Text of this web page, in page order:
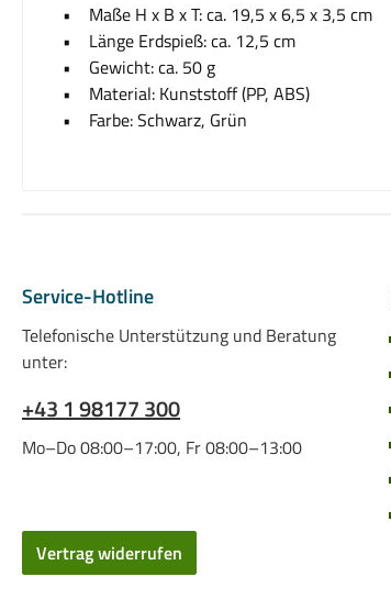
• Maße H x B x T: ca. 19,5 x 6,5 x 3,5 cm
• Länge Erdspieß: ca. 12,5 cm
• Gewicht: ca. 50 g
• Material: Kunststoff (PP, ABS)
• Farbe: Schwarz, Grün
Service-Hotline
Telefonische Unterstützung und Beratung
unter:
+43 1 98177 300
Mo–Do 08:00–17:00, Fr 08:00–13:00
Vertrag widerrufen